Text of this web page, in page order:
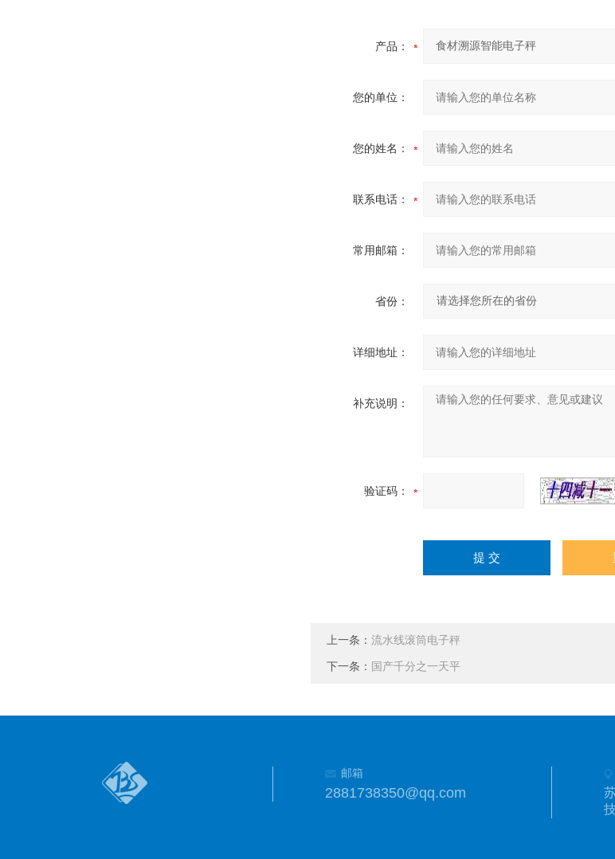
产品：
您的单位：
您的姓名：
联系电话：
常用邮箱：
省份：
详细地址：
补充说明：
验证码：
上一条： 流水线滚筒电子秤
下一条： 国产千分之一天平
邮箱
2881738350@qq.com